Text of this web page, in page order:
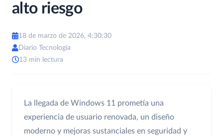
alto riesgo
18 de marzo de 2026, 4:30:30
Diario Tecnología
13 min lectura
La llegada de Windows 11 prometía una
experiencia de usuario renovada, un diseño
moderno y mejoras sustanciales en seguridad y